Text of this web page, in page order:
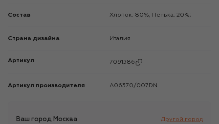
Состав Хлопок: 80%; Пенька: 20%;
Страна дизайна Италия
Артикул 7091386
Артикул производителя A06370/007DN
Ваш город Москва Другой город